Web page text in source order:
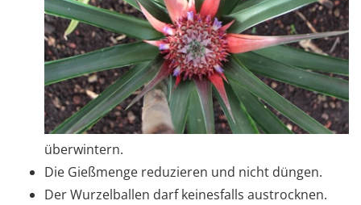
überwintern.
Die Gießmenge reduzieren und nicht düngen.
Der Wurzelballen darf keinesfalls austrocknen.